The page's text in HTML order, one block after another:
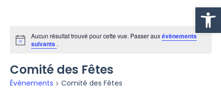
Ouvrir
Notice
Aucun résultat trouvé pour cette vue. Passer auxévènements
suivants .
Comité des Fêtes
Évènements Comité des Fêtes